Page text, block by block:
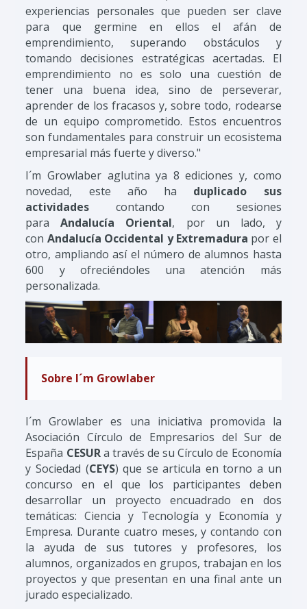
experiencias personales que pueden ser clave
para que germine en ellos el afán de
emprendimiento, superando obstáculos y
tomando decisiones estratégicas acertadas. El
emprendimiento no es solo una cuestión de
tener una buena idea, sino de perseverar,
aprender de los fracasos y, sobre todo, rodearse
de un equipo comprometido. Estos encuentros
son fundamentales para construir un ecosistema
empresarial más fuerte y diverso."
I´m Growlaber aglutina ya 8 ediciones y, como
novedad, este año ha duplicado sus
actividades contando con sesiones
paraAndalucía Oriental, por un lado, y
con Andalucía Occidental y Extremadura por el
otro, ampliando así el número de alumnos hasta
600 y ofreciéndoles una atención más
personalizada.
Sobre I´m Growlaber
I´m Growlaber es una iniciativa promovida la
Asociación Círculo de Empresarios del Sur de
España CESURa través de su Círculo de Economía
y Sociedad (CEYS) que se articula en torno a un
concurso en el que los participantes deben
desarrollar un proyecto encuadrado en dos
temáticas: Ciencia y Tecnología y Economía y
Empresa. Durante cuatro meses, y contando con
la ayuda de sus tutores y profesores, los
alumnos, organizados en grupos, trabajan en los
proyectos y que presentan en una final ante un
jurado especializado.